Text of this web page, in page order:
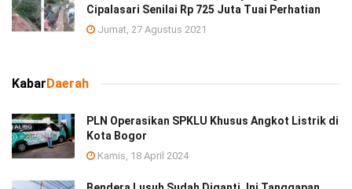
Cipalasari Senilai Rp 725 Juta Tuai Perhatian
Jumat, 27 Agustus 2021
KabarDaerah
PLN Operasikan SPKLU Khusus Angkot Listrik di
Kota Bogor
Kamis, 18 April 2024